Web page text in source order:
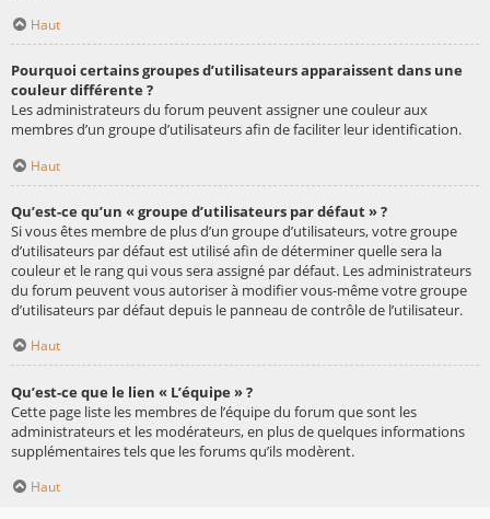
Haut
Pourquoi certains groupes d’utilisateurs apparaissent dans une
couleur différente ?
Les administrateurs du forum peuvent assigner une couleur aux
membres d’un groupe d’utilisateurs afin de faciliter leur identification.
Haut
Qu’est-ce qu’un « groupe d’utilisateurs par défaut » ?
Si vous êtes membre de plus d’un groupe d’utilisateurs, votre groupe
d’utilisateurs par défaut est utilisé afin de déterminer quelle sera la
couleur et le rang qui vous sera assigné par défaut. Les administrateurs
du forum peuvent vous autoriser à modifier vous-même votre groupe
d’utilisateurs par défaut depuis le panneau de contrôle de l’utilisateur.
Haut
Qu’est-ce que le lien « L’équipe » ?
Cette page liste les membres de l’équipe du forum que sont les
administrateurs et les modérateurs, en plus de quelques informations
supplémentaires tels que les forums qu’ils modèrent.
Haut